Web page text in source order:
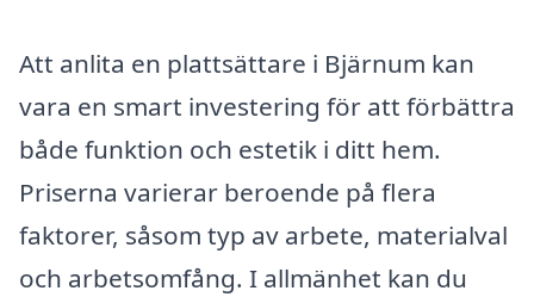
Att anlita en plattsättare i Bjärnum kan
vara en smart investering för att förbättra
både funktion och estetik i ditt hem.
Priserna varierar beroende på flera
faktorer, såsom typ av arbete, materialval
och arbetsomfång. I allmänhet kan du